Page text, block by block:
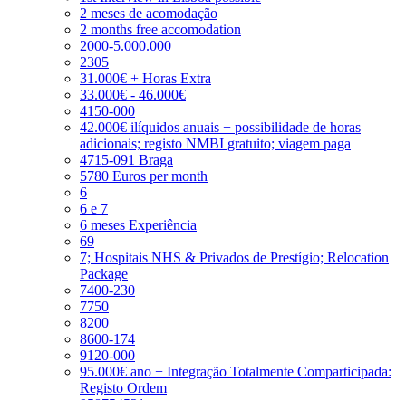
2 meses de acomodação
2 months free accomodation
2000-5.000.000
2305
31.000€ + Horas Extra
33.000€ - 46.000€
4150-000
42.000€ ilíquidos anuais + possibilidade de horas
adicionais; registo NMBI gratuito; viagem paga
4715-091 Braga
5780 Euros per month
6
6 e 7
6 meses Experiência
69
7; Hospitais NHS & Privados de Prestígio; Relocation
Package
7400-230
7750
8200
8600-174
9120-000
95.000€ ano + Integração Totalmente Comparticipada:
Registo Ordem